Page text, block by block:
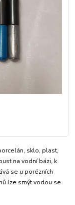
sklo, plast,
na vodní bázi, k
se u porézních
lze smýt vodou se